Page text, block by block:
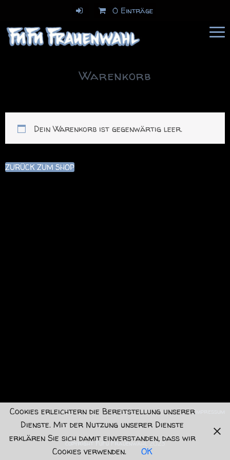
0 Einträge
Warenkorb
Dein Warenkorb ist gegenwärtig leer.
ZURÜCK ZUM SHOP
Impressum
copyright FuFu Frauenwahl 2023
Cookies erleichtern die Bereitstellung unserer
Dienste. Mit der Nutzung unserer Dienste
erklären Sie sich damit einverstanden, dass wir
Cookies verwenden.
OK